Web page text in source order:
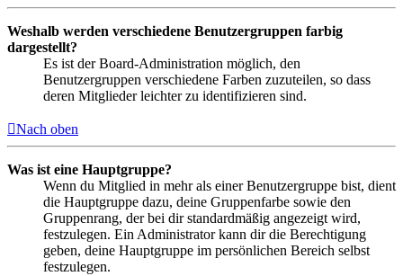
Weshalb werden verschiedene Benutzergruppen farbig
dargestellt?
Es ist der Board-Administration möglich, den
Benutzergruppen verschiedene Farben zuzuteilen, so dass
deren Mitglieder leichter zu identifizieren sind.
Nach oben
Was ist eine Hauptgruppe?
Wenn du Mitglied in mehr als einer Benutzergruppe bist, dient
die Hauptgruppe dazu, deine Gruppenfarbe sowie den
Gruppenrang, der bei dir standardmäßig angezeigt wird,
festzulegen. Ein Administrator kann dir die Berechtigung
geben, deine Hauptgruppe im persönlichen Bereich selbst
festzulegen.